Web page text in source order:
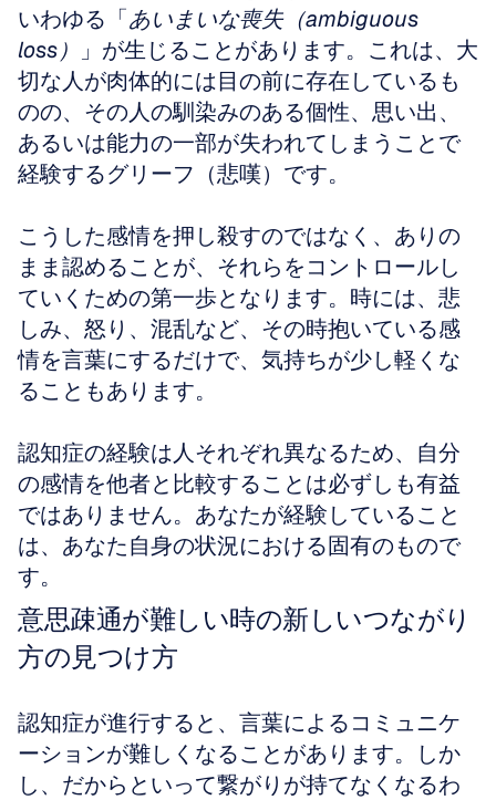
いわゆる「あいまいな喪失（ambiguous
loss）
」が生じることがあります。これは、大
切な人が肉体的には目の前に存在しているも
のの、その人の馴染みのある個性、思い出、
あるいは能力の一部が失われてしまうことで
経験するグリーフ（悲嘆）です。
こうした感情を押し殺すのではなく、ありの
まま認めることが、それらをコントロールし
ていくための第一歩となります。時には、悲
しみ、怒り、混乱など、その時抱いている感
情を言葉にするだけで、気持ちが少し軽くな
ることもあります。
認知症の経験は人それぞれ異なるため、自分
の感情を他者と比較することは必ずしも有益
ではありません。あなたが経験していること
は、あなた自身の状況における固有のもので
す。
意思疎通が難しい時の新しいつながり
方の見つけ方
認知症が進行すると、言葉によるコミュニケ
ーションが難しくなることがあります。しか
し、だからといって繋がりが持てなくなるわ